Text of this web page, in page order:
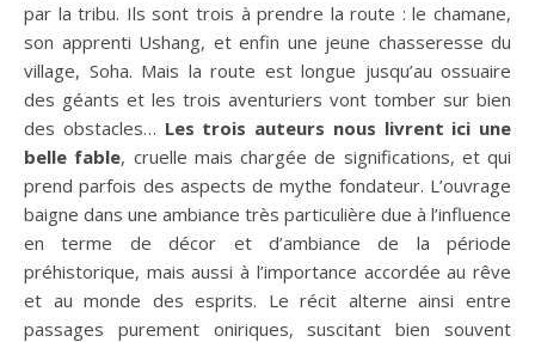
par la tribu. Ils sont trois à prendre la route : le chamane,
son apprenti Ushang, et enfin une jeune chasseresse du
village, Soha. Mais la route est longue jusqu’au ossuaire
des géants et les trois aventuriers vont tomber sur bien
des obstacles… Les trois auteurs nous livrent ici une
belle fable, cruelle mais chargée de significations, et qui
prend parfois des aspects de mythe fondateur. L’ouvrage
baigne dans une ambiance très particulière due à l’influence
en terme de décor et d’ambiance de la période
préhistorique, mais aussi à l’importance accordée au rêve
et au monde des esprits. Le récit alterne ainsi entre
passages purement oniriques, suscitant bien souvent